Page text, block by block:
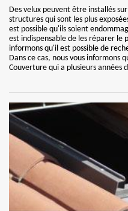
Des velux peuvent être installés
structures qui sont les plus
est possible qu'ils soient
est indispensable de les réparer le
informons qu'il est possible de
Dans ce cas, nous vous informons
Couverture qui a plusieurs années